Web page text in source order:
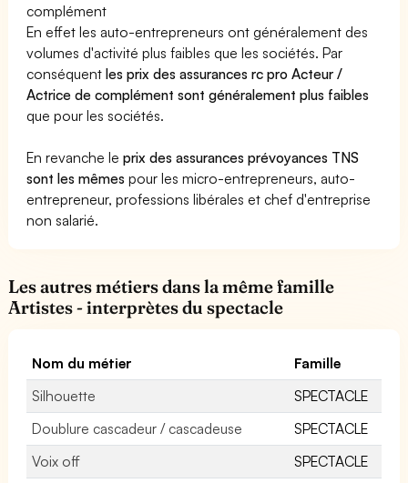
complément
En effet les auto-entrepreneurs ont généralement des
volumes d'activité plus faibles que les sociétés. Par
conséquentles prix des assurances rc pro Acteur /
Actrice de complément sont généralement plus faibles
que pour les sociétés.
En revanche leprix des assurances prévoyances TNS
sont les mêmes pour les micro-entrepreneurs, auto-
entrepreneur, professions libérales et chef d'entreprise
non salarié.
Les autres métiers dans la même famille
Artistes - interprètes du spectacle
Nom du métier
Famille
Silhouette
SPECTACLE
Doublure cascadeur / cascadeuse
SPECTACLE
Voix off
SPECTACLE